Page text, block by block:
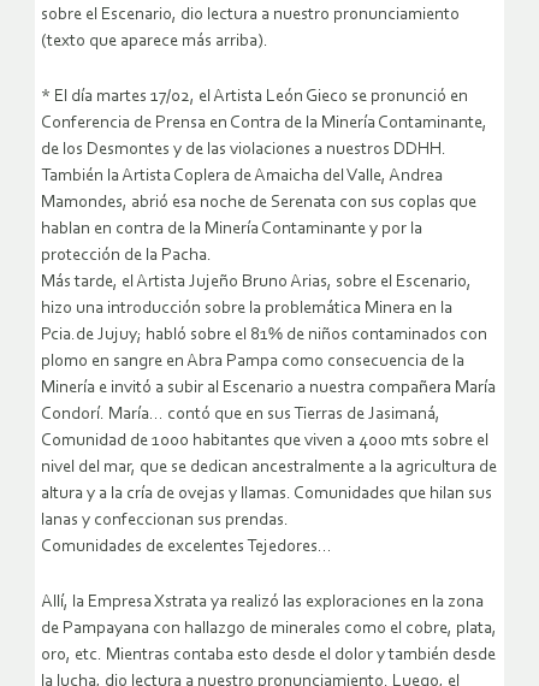
sobre el Escenario, dio lectura a nuestro pronunciamiento
(texto que aparece más arriba).
* El día martes 17/02, el Artista León Gieco se pronunció en
Conferencia de Prensa en Contra de la Minería Contaminante,
de los Desmontes y de las violaciones a nuestros DDHH.
También la Artista Coplera de Amaicha del Valle, Andrea
Mamondes, abrió esa noche de Serenata con sus coplas que
hablan en contra de la Minería Contaminante y por la
protección de la Pacha.
Más tarde, el Artista Jujeño Bruno Arias, sobre el Escenario,
hizo una introducción sobre la problemática Minera en la
Pcia.de Jujuy; habló sobre el 81% de niños contaminados con
plomo en sangre en Abra Pampa como consecuencia de la
Minería e invitó a subir al Escenario a nuestra compañera María
Condorí. María… contó que en sus Tierras de Jasimaná,
Comunidad de 1000 habitantes que viven a 4000 mts sobre el
nivel del mar, que se dedican ancestralmente a la agricultura de
altura y a la cría de ovejas y llamas. Comunidades que hilan sus
lanas y confeccionan sus prendas.
Comunidades de excelentes Tejedores…
Allí, la Empresa Xstrata ya realizó las exploraciones en la zona
de Pampayana con hallazgo de minerales como el cobre, plata,
oro, etc. Mientras contaba esto desde el dolor y también desde
la lucha, dio lectura a nuestro pronunciamiento. Luego, el